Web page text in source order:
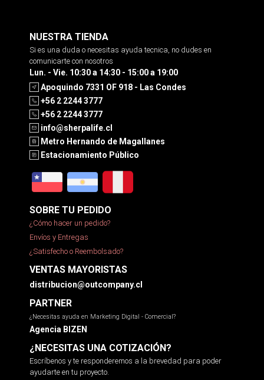
NUESTRA TIENDA
Si es una duda o necesitas ayuda tecnica, no dudes en
comunicarte con nosotros
Lun. - Vie. 10:30 a 14:30 - 15:00 a 19:00
Apoquindo 7331 OF 918 - Las Condes
+56 2 2244 3777
+56 2 2244 3777
info@sherpalife.cl
Metro Hernando de Magallanes
Estacionamiento Público
SOBRE TU PEDIDO
¿Cómo hacer un pedido?
Envíos y Entregas
¿Satisfecho o Reembolsado?
VENTAS MAYORISTAS
distribucion@outcompany.cl
PARTNER
¿Necesitas ayuda en Marketing Digital - Comercial?
Agencia BIZEN
¿NECESITAS UNA COTIZACIÓN?
Escríbenos y te responderemos a la brevedad para poder
ayudarte en tu proyecto.